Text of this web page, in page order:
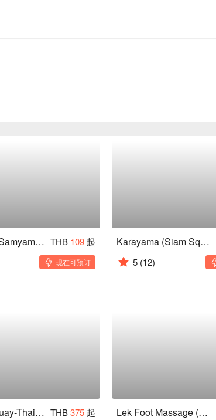
Karayama (Samyam Mitrtown) THB 109 起
现在可预订
Karayama (Siam Square One)
5 (12)
Project H Muay-Thai Gym (Samyan Mitrtown) THB375 起
Lek Foot Massage (Siam Square)